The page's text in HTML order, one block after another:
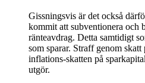
Gissningsvis är det också
kommit att subventionera och
ränteavdrag. Detta samtidigt
som sparar. Straff genom
inflations-skatten på
utgör.